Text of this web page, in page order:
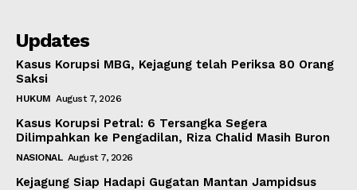
Updates
Kasus Korupsi MBG, Kejagung telah Periksa 80 Orang
Saksi
HUKUM August 7, 2026
Kasus Korupsi Petral: 6 Tersangka Segera
Dilimpahkan ke Pengadilan, Riza Chalid Masih Buron
NASIONAL August 7, 2026
Kejagung Siap Hadapi Gugatan Mantan Jampidsus